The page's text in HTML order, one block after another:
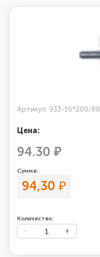
Артикул: 933-16*200/88
Цена:
94.30 ₽
Сумма:
94,30 ₽
Количество: